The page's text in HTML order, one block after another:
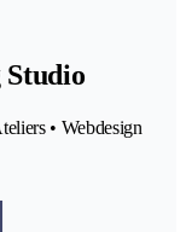
• Webdesign